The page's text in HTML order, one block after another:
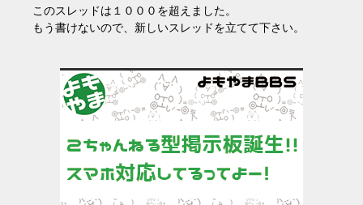
このスレッドは１０００を超えました。
もう書けないので、新しいスレッドを立てて下さい。